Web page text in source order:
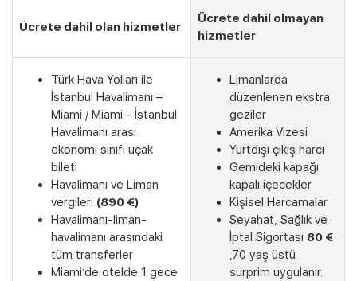
Ücrete dahil olan hizmetler
Ücrete dahil olmayan
hizmetler
Türk Hava Yolları ile
İstanbul Havalimanı –
Miami / Miami - İstanbul
Havalimanı arası
ekonomi sınıfı uçak
bileti
Havalimanı ve Liman
vergileri (890 €)
Havalimanı-liman-
havalimanı arasındaki
tüm transferler
Miami’de otelde 1 gece
Limanlarda
düzenlenen ekstra
geziler
Amerika Vizesi
Yurtdışı çıkış harcı
Gemideki kapağı
kapalı içecekler
Kişisel Harcamalar
Seyahat, Sağlık ve
İptal Sigortası 80 €
,70 yaş üstü
surprim uygulanır.